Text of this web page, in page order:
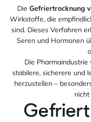
Die Gefriertrocknung
Wirkstoffe, die
sind. Dieses Verfahren
Seren und Hormonen
Die
stabilere, sicherere und
herzustellen –